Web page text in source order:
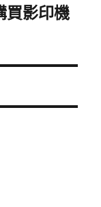
買影印機